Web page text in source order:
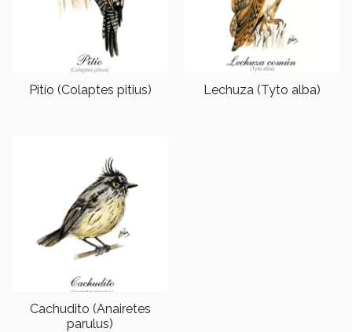
Pitío (Colaptes pitius) Lechuza (Tyto alba)
Cachudito (Anairetes
parulus)